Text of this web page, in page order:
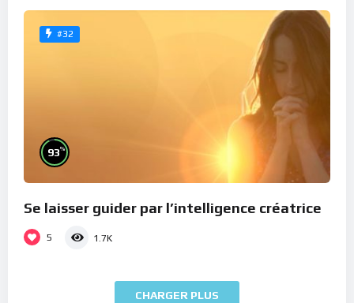
#32
93%
Se laisser guider par l’intelligence créatrice
5 1.7K
CHARGER PLUS